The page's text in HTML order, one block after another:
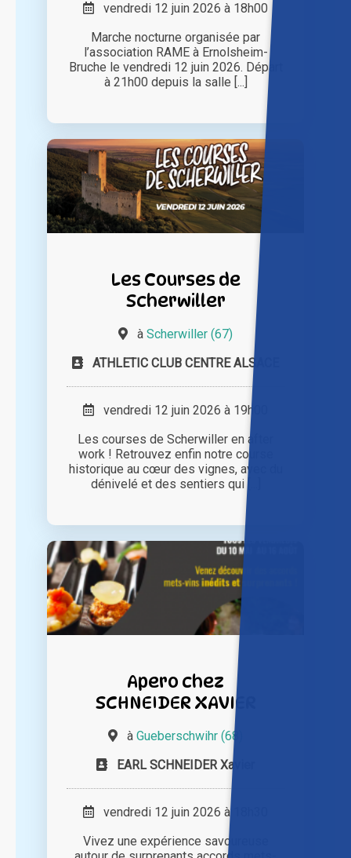
vendredi 12 juin 2026 à 18h00
Marche nocturne organisée par
l’association RAME à Ernolsheim-
Bruche le vendredi 12 juin 2026. Départ
à 21h00 depuis la salle [...]
Les Courses de
Scherwiller
à Scherwiller (67)
ATHLETIC CLUB CENTRE ALSACE
vendredi 12 juin 2026 à 19h00
Les courses de Scherwiller en after
work ! Retrouvez enfin notre course
historique au cœur des vignes, avec du
dénivelé et des sentiers qui [...]
Apero chez
SCHNEIDER XAVIER
à Gueberschwihr (68)
EARL SCHNEIDER Xavier
vendredi 12 juin 2026 à 18h30
Vivez une expérience savoureuse